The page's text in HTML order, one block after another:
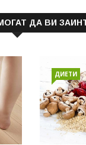
ДА ВИ
ДИЕТИ